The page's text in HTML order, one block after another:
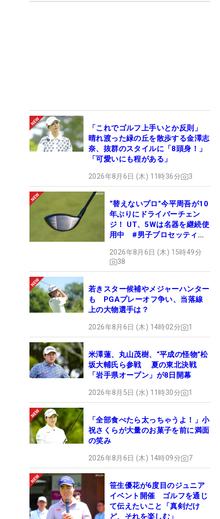
「これでゴルフ上手いとか反則」
晴れ渡った緑の丘を散歩する金澤志
奈、抜群のスタイルに「8頭身！」
「可愛いにも程がある」
2026年8月6日 (木) 11時36分 3
“替えないプロ”今平周吾が10
年ぶりにドライバーチェン
ジ！ UT、5Wは名器を継続使
用中 #男子プロセッティン
2026年8月6日 (木) 15時49分
38
若きスター候補やメジャーハンター
も PGAプレーオフ争い、当落線
上の大物選手は？
2026年8月6日 (木) 14時02分 1
米澤蓮、丸山茂樹、“平成の怪物”松
坂大輔氏ら参戦 夏の東北決戦
「岩手県オープン」が8日開幕
2026年8月5日 (水) 11時30分 1
「全部食べたら太っちゃうよ！」小
祝さくらが大量のお菓子を前に満面
の笑み
2026年8月6日 (木) 14時09分 7
笹生優花が6度目のジュニア
イベント開催 ゴルフを通じ
て伝えたいこと「真剣だけ
ど、それを楽しむ」